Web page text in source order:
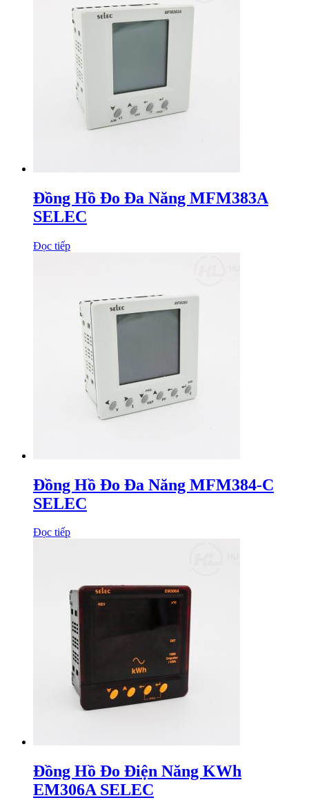
Đồng Hồ Đo Đa Năng MFM383A
SELEC
Đọc tiếp
Đồng Hồ Đo Đa Năng MFM384-C
SELEC
Đọc tiếp
Đồng Hồ Đo Điện Năng KWh
EM306A SELEC